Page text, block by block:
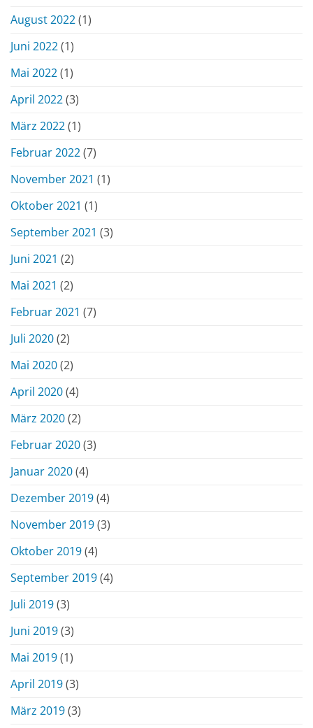
August 2022(1)
Juni 2022(1)
Mai 2022(1)
April 2022(3)
März 2022(1)
Februar 2022(7)
November 2021 (1)
Oktober 2021 (1)
September 2021 (3)
Juni 2021 (2)
Mai 2021 (2)
Februar 2021 (7)
Juli 2020(2)
Mai 2020(2)
April 2020(4)
März 2020(2)
Februar 2020(3)
Januar 2020(4)
Dezember 2019(4)
November 2019(3)
Oktober 2019(4)
September 2019(4)
Juli 2019(3)
Juni 2019(3)
Mai 2019(1)
April 2019(3)
März 2019(3)